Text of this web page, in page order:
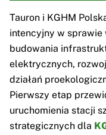
Tauron i KGHM
intencyjny w sprawie
budowania
elektrycznych,
działań
Pierwszy etap
uruchomienia stacji
strategicznych dla